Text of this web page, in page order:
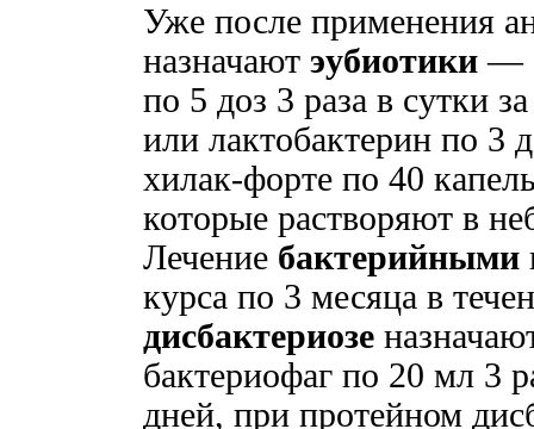
Уже после применения
назначают эубиотики —
по 5 доз 3 раза в сутки
или лактобактерин по 3
хилак-форте по 40
которые растворяют в
Лечение бактерийными
курса по 3 месяца в
дисбактериозе
бактериофаг по 20 мл 3
дней, при протейном